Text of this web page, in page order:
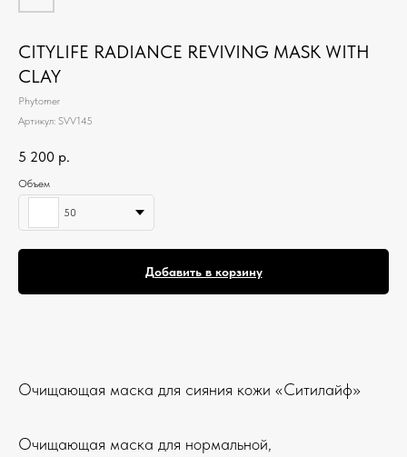
CITYLIFE RADIANCE REVIVING MASK WITH
CLAY
Phytomer
Артикул: SVV145
5 200 р.
Объем
50
Добавить в корзину
Очищающая маска для сияния кожи «Ситилайф»
Очищающая маска для нормальной,